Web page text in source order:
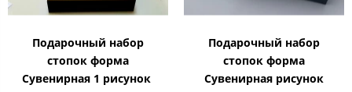
Подарочный набор
стопок форма
Сувенирная 1 рисунок
Подарочный набор
стопок форма
Сувенирная рисунок